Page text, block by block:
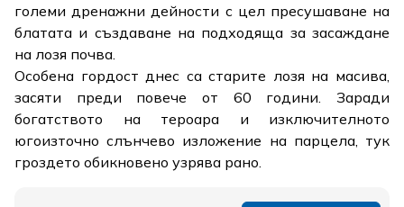
големи дренажни дейности с цел пресушаване на
блатата и създаване на подходяща за засаждане
на лозя почва.
Особена гордост днес са старите лозя на масива,
засяти преди повече от 60 години. Заради
богатството на тероара и изключителното
югоизточно слънчево изложение на парцела, тук
гроздето обикновено узрява рано.